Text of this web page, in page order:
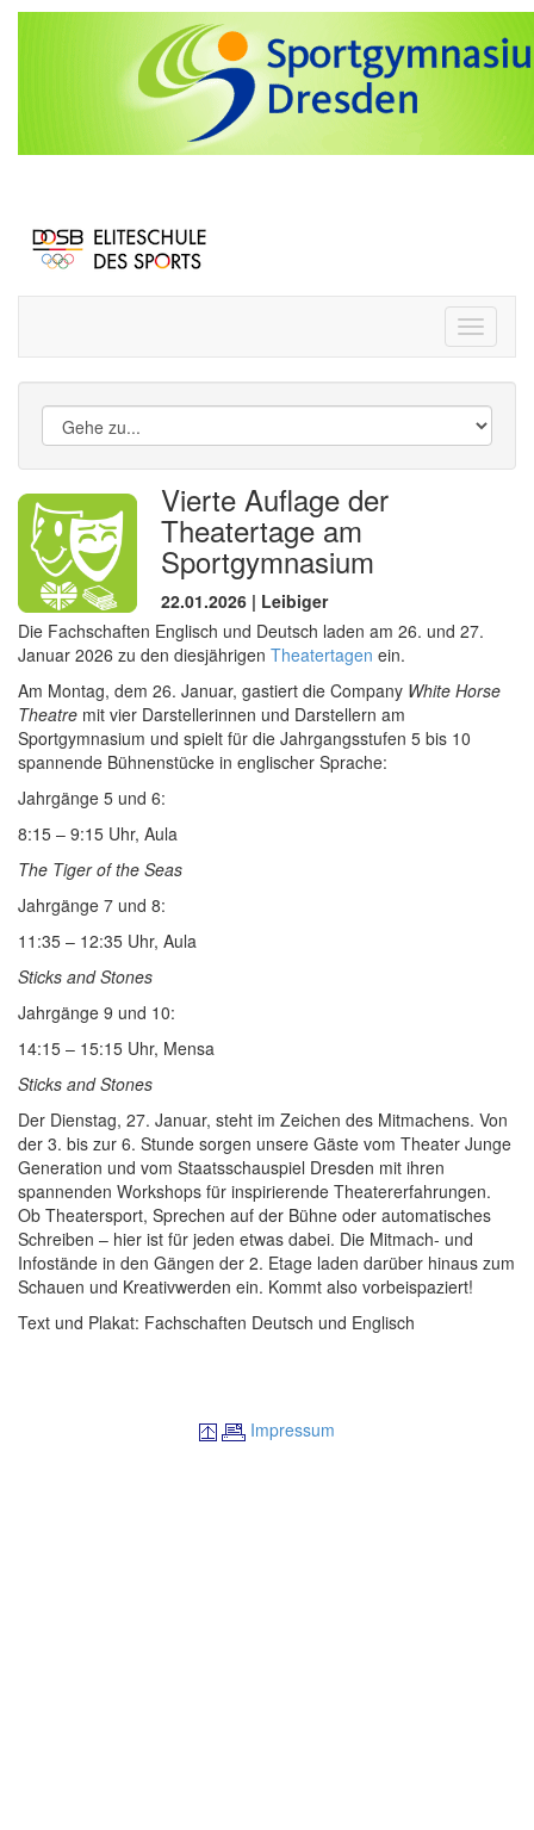
Toggle
Vierte Auflage der
Theatertage am
Sportgymnasium
22.01.2026 | Leibiger
Die Fachschaften Englisch und Deutsch laden am 26. und 27.
Januar 2026 zu den diesjährigen Theatertagen ein.
Am Montag, dem 26. Januar, gastiert die Company White Horse
Theatre mit vier Darstellerinnen und Darstellern am
Sportgymnasium und spielt für die Jahrgangsstufen 5 bis 10
spannende Bühnenstücke in englischer Sprache:
Jahrgänge 5 und 6:
8:15 – 9:15 Uhr, Aula
The Tiger of the Seas
Jahrgänge 7 und 8:
11:35 – 12:35 Uhr, Aula
Sticks and Stones
Jahrgänge 9 und 10:
14:15 – 15:15 Uhr, Mensa
Sticks and Stones
Der Dienstag, 27. Januar, steht im Zeichen des Mitmachens. Von
der 3. bis zur 6. Stunde sorgen unsere Gäste vom Theater Junge
Generation und vom Staatsschauspiel Dresden mit ihren
spannenden Workshops für inspirierende Theatererfahrungen.
Ob Theatersport, Sprechen auf der Bühne oder automatisches
Schreiben – hier ist für jeden etwas dabei. Die Mitmach- und
Infostände in den Gängen der 2. Etage laden darüber hinaus zum
Schauen und Kreativwerden ein. Kommt also vorbeispaziert!
Text und Plakat: Fachschaften Deutsch und Englisch
Impressum